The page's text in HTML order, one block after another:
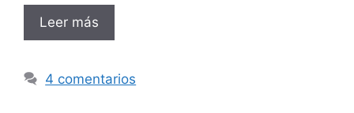
Leer más
4 comentarios